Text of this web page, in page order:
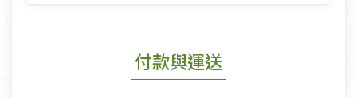
付款與運送